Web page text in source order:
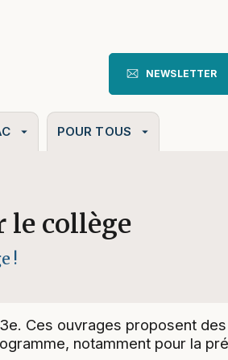
NEWSLETTER
arrow_drop_down POUR TOUS arrow_drop_down
le collège
!
Ces ouvrages proposent
notamment pour la